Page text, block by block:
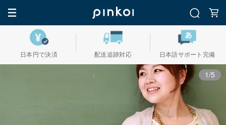
日本円で決済 配送追跡対応 日本語サポート完備
1/5